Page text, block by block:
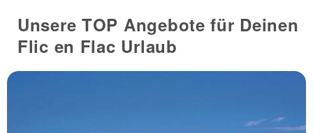
Unsere TOP Angebote für Deinen
Flic en Flac Urlaub